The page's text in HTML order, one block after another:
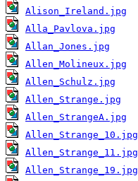
Alison_Ireland.jpg
Alla_Pavlova.jpg
Allan_Jones.jpg
Allen_Molineux.jpg
Allen_Schulz.jpg
Allen_Strange.jpg
Allen_StrangeA.jpg
Allen_Strange_10.jpg
Allen_Strange_11.jpg
Allen_Strange_19.jpg